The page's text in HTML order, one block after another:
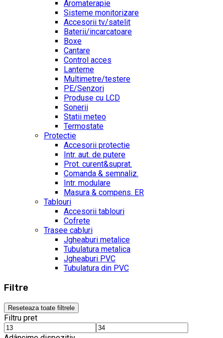
Aromaterapie
Sisteme monitorizare
Accesorii tv/satelit
Baterii/incarcatoare
Boxe
Cantare
Control acces
Lanterne
Multimetre/testere
PE/Senzori
Produse cu LCD
Sonerii
Statii meteo
Termostate
Protectie
Accesorii protectie
Intr. aut. de putere
Prot. curent&suprat.
Comanda & semnaliz.
Intr. modulare
Masura & compens. ER
Tablouri
Accesorii tablouri
Cofrete
Trasee cabluri
Jgheaburi metalice
Tubulatura metalica
Jgheaburi PVC
Tubulatura din PVC
Filtre
Reseteaza toate filtrele
Filtru pret